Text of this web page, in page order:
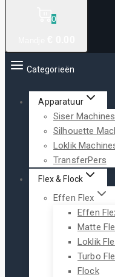
0
Categorieën
Apparatuur
Siser Machines
Silhouette
Loklik
TransferPers
Flex & Flock
Effen Flex
Effen
Matte
Loklik
Turbo
Flock